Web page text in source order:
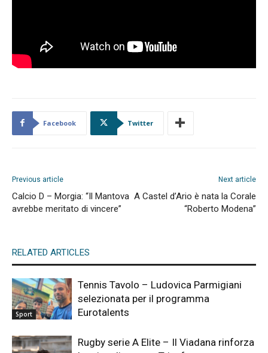
Facebook Twitter
Previous article
Calcio D – Morgia: “Il Mantova
avrebbe meritato di vincere”
Next article
A Castel d’Ario è nata la Corale
“Roberto Modena”
RELATED ARTICLES
Sport
Tennis Tavolo – Ludovica Parmigiani
selezionata per il programma
Eurotalents
Rugby serie A Elite – Il Viadana rinforza